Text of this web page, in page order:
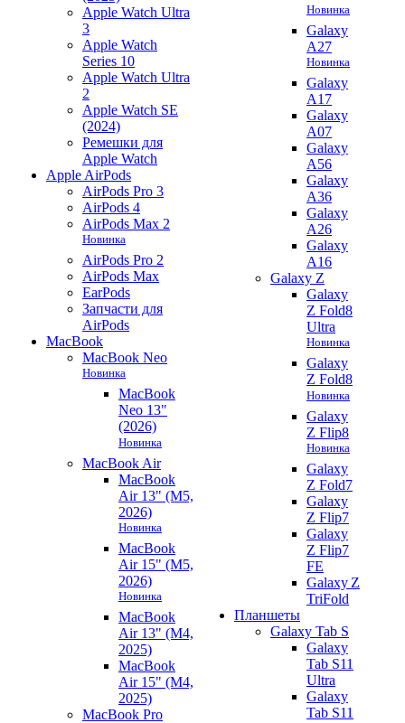
Apple Watch Ultra
3
Apple Watch
Series 10
Apple Watch Ultra
2
Apple Watch SE
(2024)
Ремешки для
Apple Watch
Apple AirPods
AirPods Pro 3
AirPods 4
AirPods Max 2
Новинка
AirPods Pro 2
AirPods Max
EarPods
Запчасти для
AirPods
MacBook
MacBook Neo
Новинка
MacBook
Neo 13"
(2026)
Новинка
MacBook Air
MacBook
Air 13" (M5,
2026)
Новинка
MacBook
Air 15" (M5,
2026)
Новинка
MacBook
Air 13" (M4,
2025)
MacBook
Air 15" (M4,
2025)
MacBook Pro
Новинка
Galaxy
A27
Новинка
Galaxy
A17
Galaxy
A07
Galaxy
A56
Galaxy
A36
Galaxy
A26
Galaxy
A16
Galaxy Z
Galaxy
Z Fold8
Ultra
Новинка
Galaxy
Z Fold8
Новинка
Galaxy
Z Flip8
Новинка
Galaxy
Z Fold7
Galaxy
Z Flip7
Galaxy
Z Flip7
FE
Galaxy Z
TriFold
Планшеты
Galaxy Tab S
Galaxy
Tab S11
Ultra
Galaxy
Tab S11